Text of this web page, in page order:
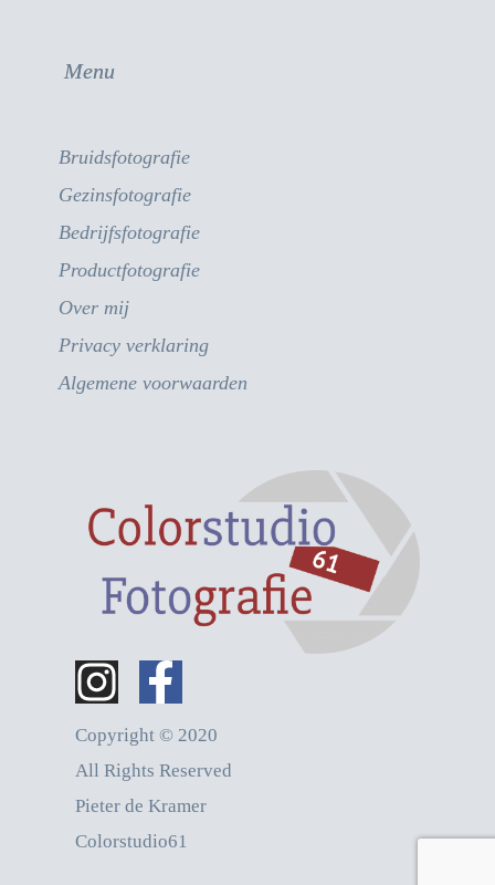
Copyright © 2020
All Rights Reserved
Pieter de Kramer
Colorstudio61
Menu
Bruidsfotografie
Gezinsfotografie
Bedrijfsfotografie
Productfotografie
Over mij
Privacy verklaring
Algemene voorwaarden